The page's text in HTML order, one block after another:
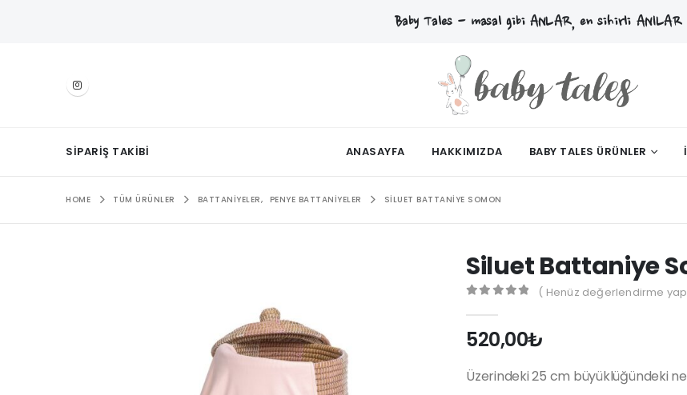
Baby Tales - masal gibi ANLAR, en sihirli ANILAR
SIPARIŞ TAKIBI ANASAYFA HAKKIMIZDA BABY TALES ÜRÜNLER
HOME TÜM ÜRÜNLER BATTANIYELER, PENYE BATTANIYELER SILUET BATTANIYE SOMON
Siluet Battaniye
( Henüz değerlendirme
520,00₺
Üzerindeki 25 cm büyüklüğündeki